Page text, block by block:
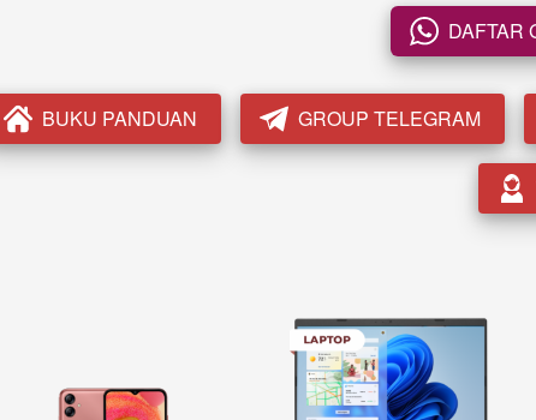
` DAFTAR
` BUKU PANDUAN ` GROUP TELEGRAM
`